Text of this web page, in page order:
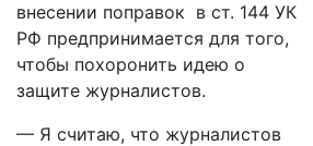
внесении поправок в ст. 144 УК
РФ предпринимается для того,
чтобы похоронить идею о
защите журналистов.
— Я считаю, что журналистов